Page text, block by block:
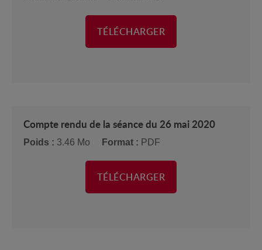
TÉLÉCHARGER
Compte rendu de la séance du 26 mai 2020
Poids : 3.46 Mo Format : PDF
TÉLÉCHARGER